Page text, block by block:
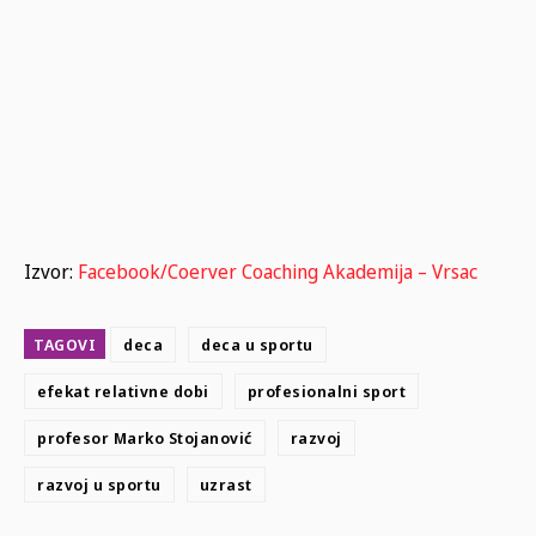
Izvor: Facebook/Coerver Coaching Akademija – Vrsac
TAGOVI deca deca u sportu
efekat relativne dobi profesionalni sport
profesor Marko Stojanović razvoj
razvoj u sportu uzrast